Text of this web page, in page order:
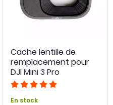
Cache lentille de
remplacement pour
DJI Mini 3 Pro
En stock